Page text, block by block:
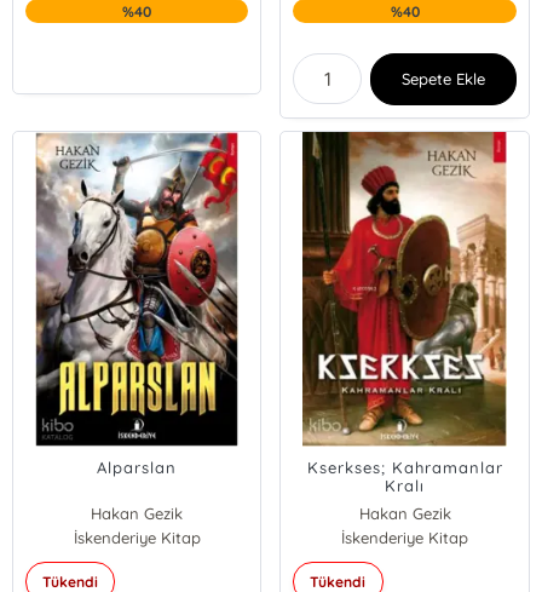
%40 %40
Sepete Ekle
Alparslan
Hakan Gezik
İskenderiye Kitap
Tükendi
Kserkses; Kahramanlar
Kralı
Hakan Gezik
İskenderiye Kitap
Tükendi